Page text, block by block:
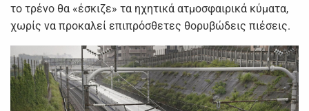
το τρένο θα «έσκιζε» τα ηχητικά ατμοσφαιρικά κύματα,
χωρίς να προκαλεί επιπρόσθετες θορυβώδεις πιέσεις.